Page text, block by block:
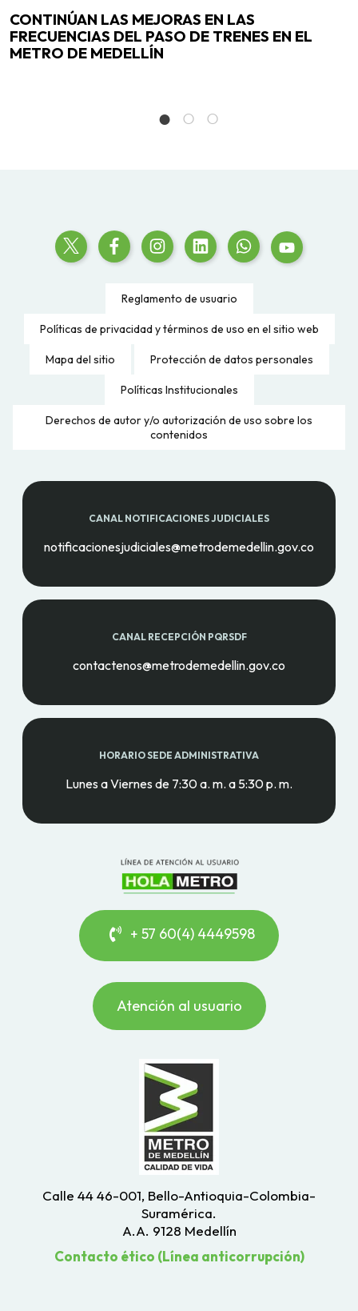
CONTINÚAN LAS MEJORAS EN LAS
FRECUENCIAS DEL PASO DE TRENES EN EL
METRO DE MEDELLÍN
Reglamento de usuario
Políticas de privacidad y términos de uso en el sitio web
Mapa del sitio Protección de datos personales
Políticas Institucionales
Derechos de autor y/o autorización de uso sobre los
contenidos
CANAL NOTIFICACIONES JUDICIALES
notificacionesjudiciales@metrodemedellin.gov.co
CANAL RECEPCIÓN PQRSDF
contactenos@metrodemedellin.gov.co
HORARIO SEDE ADMINISTRATIVA
Lunes a Viernes de 7:30 a. m. a 5:30 p. m.
+ 57 60(4) 4449598
Atención al usuario
Calle 44 46-001, Bello-Antioquia-Colombia-
Suramérica.
A.A. 9128 Medellín
Contacto ético (Línea anticorrupción)